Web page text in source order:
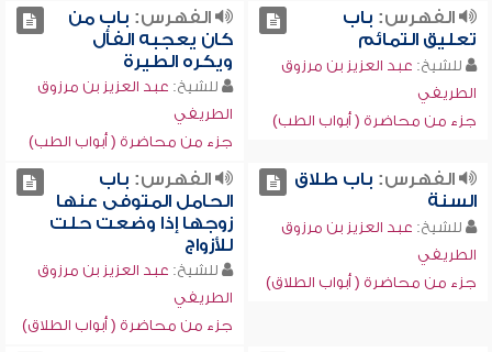
الفهرس: باب
تعليق التمائم
للشيخ: عبد العزيز بن مرزوق
الطريفي
جزء من محاضرة ( أبواب الطب)
الفهرس: باب من
كان يعجبه الفأل
ويكره الطيرة
للشيخ: عبد العزيز بن مرزوق
الطريفي
جزء من محاضرة ( أبواب الطب)
الفهرس: باب طلاق
السنة
للشيخ: عبد العزيز بن مرزوق
الطريفي
جزء من محاضرة ( أبواب الطلاق)
الفهرس: باب
الحامل المتوفى عنها
زوجها إذا وضعت حلت
للأزواج
للشيخ: عبد العزيز بن مرزوق
الطريفي
جزء من محاضرة ( أبواب الطلاق)